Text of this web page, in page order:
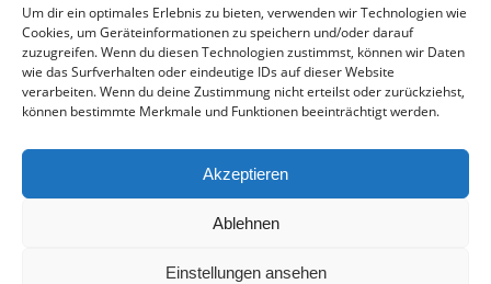
Um dir ein optimales Erlebnis zu bieten, verwenden wir Technologien wie
Cookies, um Geräteinformationen zu speichern und/oder darauf
zuzugreifen. Wenn du diesen Technologien zustimmst, können wir Daten
wie das Surfverhalten oder eindeutige IDs auf dieser Website
verarbeiten. Wenn du deine Zustimmung nicht erteilst oder zurückziehst,
können bestimmte Merkmale und Funktionen beeinträchtigt werden.
Akzeptieren
Ablehnen
Einstellungen ansehen
30. Juli 2026
Deine Spielminute: 89+1
28. Juli 2026
Neuer Rückensponsor
Neue Podcast-Folge: So tickt Björn!
27. Juli 2026